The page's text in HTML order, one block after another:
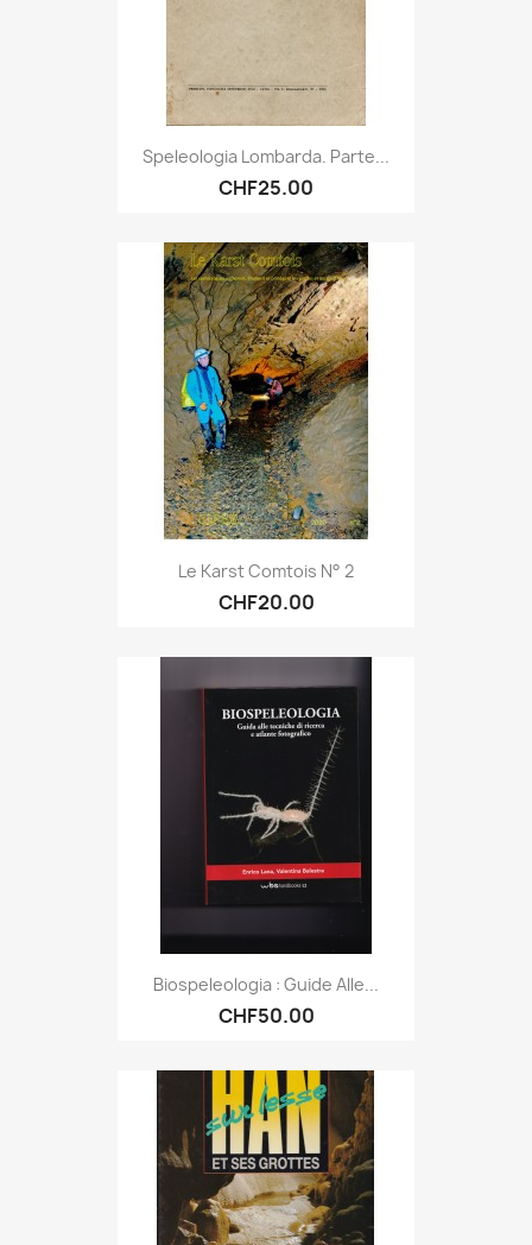
Speleologia Lombarda. Parte...
CHF25.00
Le Karst Comtois N° 2
CHF20.00
Biospeleologia : Guide Alle...
CHF50.00